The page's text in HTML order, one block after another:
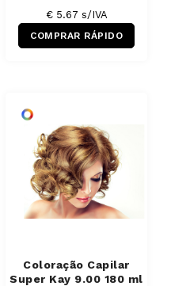
€ 5.67 s/IVA
COMPRAR RÁPIDO
Coloração Capilar
Super Kay 9.00 180 ml